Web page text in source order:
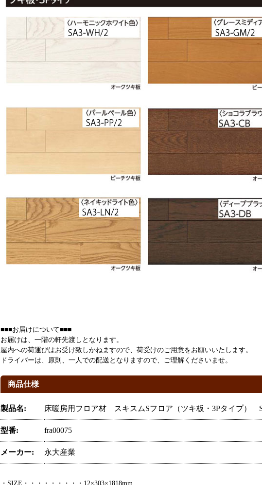
■■■お届けについて■■■
お届けは、一階の軒先渡しとなります。
屋内への荷運びはお受け致しかねますので、荷受けのご用意をお願いいたします。
ドライバーは、原則、一人での配送となりますので、ご理解くださいませ。
商品仕様
製品名: 床暖房用フロア材 スキスムSフロア（ツキ板・3Pタイプ）
型番: fra00075
メーカー: 永大産業
・SIZE・・・・・・・・・12×303×1818mm